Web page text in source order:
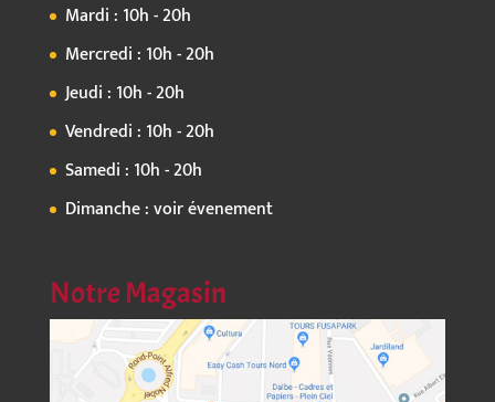
Mardi : 10h - 20h
Mercredi : 10h - 20h
Jeudi : 10h - 20h
Vendredi : 10h - 20h
Samedi : 10h - 20h
Dimanche : voir évenement
Notre Magasin